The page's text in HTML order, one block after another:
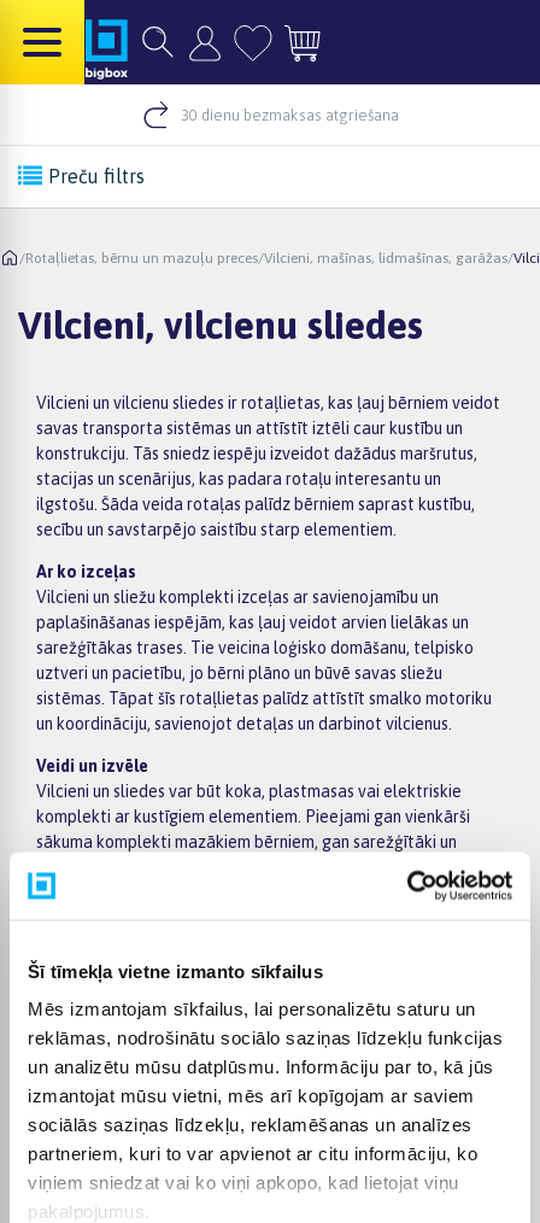
Šī tīmekļa vietne izmanto sīkfailus
Mēs izmantojam sīkfailus, lai personalizētu saturu un
reklāmas, nodrošinātu sociālo saziņas līdzekļu funkcijas
un analizētu mūsu datplūsmu. Informāciju par to, kā jūs
izmantojat mūsu vietni, mēs arī kopīgojam ar saviem
sociālās saziņas līdzekļu, reklamēšanas un analīzes
partneriem, kuri to var apvienot ar citu informāciju, ko
viņiem sniedzat vai ko viņi apkopo, kad lietojat viņu
pakalpojumus.
30 dienu bezmaksas atgriešana
Preču filtrs
/Rotaļlietas, bērnu un mazuļu preces/Vilcieni, mašīnas, lidmašīnas, garāžas/
Vilcieni, vilcienu sliedes
Vilcieni un vilcienu sliedes ir rotaļlietas, kas ļauj bērniem veidot
savas transporta sistēmas un attīstīt iztēli caur kustību un
konstrukciju. Tās sniedz iespēju izveidot dažādus maršrutus,
stacijas un scenārijus, kas padara rotaļu interesantu un
ilgstošu. Šāda veida rotaļas palīdz bērniem saprast kustību,
secību un savstarpējo saistību starp elementiem.
Ar ko izceļas
Vilcieni un sliežu komplekti izceļas ar savienojamību un
paplašināšanas iespējām, kas ļauj veidot arvien lielākas un
sarežģītākas trases. Tie veicina loģisko domāšanu, telpisko
uztveri un pacietību, jo bērni plāno un būvē savas sliežu
sistēmas. Tāpat šīs rotaļlietas palīdz attīstīt smalko motoriku
un koordināciju, savienojot detaļas un darbinot vilcienus.
Veidi un izvēle
Vilcieni un sliedes var būt koka, plastmasas vai elektriskie
komplekti ar kustīgiem elementiem. Pieejami gan vienkārši
sākuma komplekti mazākiem bērniem, gan sarežģītāki un
paplašināmi komplekti ar dažādiem piederumiem, piemēram,
tiltiem, stacijām un signāliem. Izvēloties, svarīgi ņemt vērā
Kam piemēroti
Vilcieni un vilcienu sliedes ir piemēroti dažāda vecuma bērniem,
īpaši tiem, kuriem patīk būvēt un veidot savas spēles
struktūras. Tie ir lieliski piemēroti gan individuālai rotaļai, gan
spēlēm kopā ar citiem, veicinot sadarbību un radošumu. Šīs
rotaļlietas palīdz attīstīt gan tehniskās prasmes, gan iztēli.
Bigbox
Iegādājoties vilcienus un vilcienu sliedes, Bigbox piedāvā
iespēju izmantot bezprocentu nomaksu līdz 6 mēnešiem.